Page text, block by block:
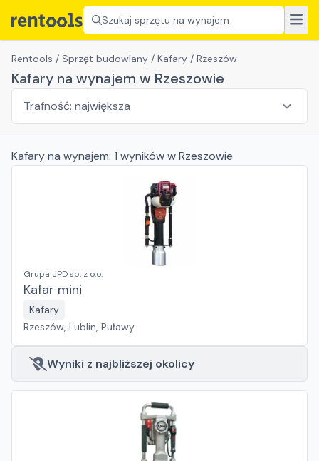
Szukaj sprzętu na wynajem
Rentools / Sprzęt budowlany / Kafary / Rzeszów
Kafary na wynajem w Rzeszowie
Kafaryna wynajem: 1 wynikóww Rzeszowie
Grupa JPD sp. z o.o.
Kafar mini
Kafary
Rzeszów, Lublin, Puławy
Wyniki z najbliższej okolicy